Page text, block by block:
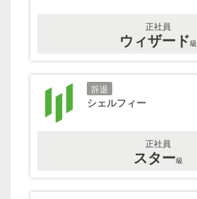
正社員
ウィザード級
辞退
シェルフィー
正社員
スター級